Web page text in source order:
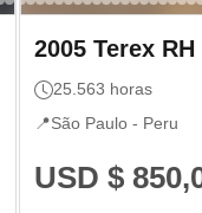
2005 Terex RH
25.563 horas
📍São Paulo - Peru
USD $